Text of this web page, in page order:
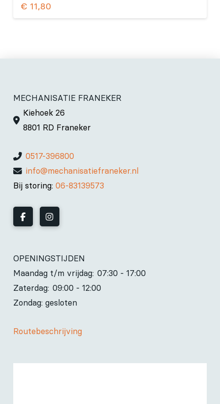
€ 11,80
MECHANISATIE FRANEKER
Kiehoek 26
8801 RD Franeker
0517-396800
info@mechanisatiefraneker.nl
Bij storing: 06-83139573
OPENINGSTIJDEN
Maandag t/m vrijdag: 07:30 - 17:00
Zaterdag: 09:00 - 12:00
Zondag: gesloten
Routebeschrijving